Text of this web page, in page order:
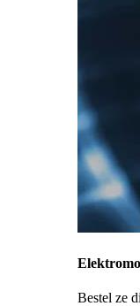
Bestel ze